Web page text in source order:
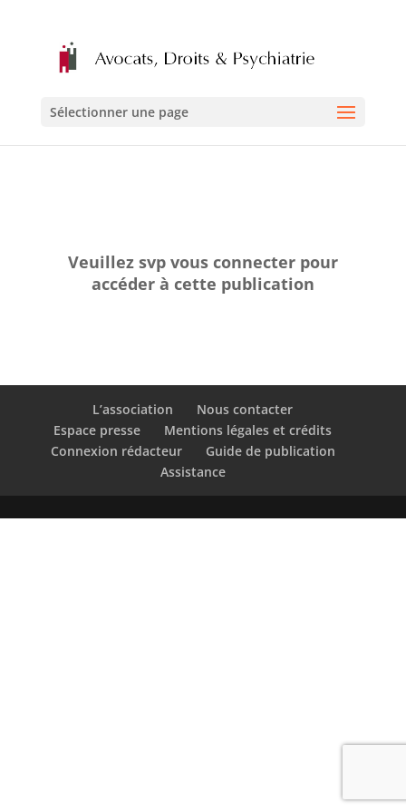
Sélectionner une page
Veuillez svp vous connecter pour
accéder à cette publication
L’association
Nous contacter
Espace presse
Mentions légales et crédits
Connexion rédacteur
Guide de publication
Assistance